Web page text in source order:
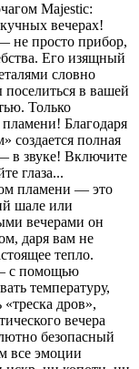
Majestic:
вечерах!
не просто прибор,
Его изящный
словно
в вашей
Только
Благодаря
создается полная
в звуке! Включите
глаза...
пламени — это
шале или
вечерами он
даря вам не
тепло.
с помощью
температуру,
дров»,
вечера
безопасный
все эмоции